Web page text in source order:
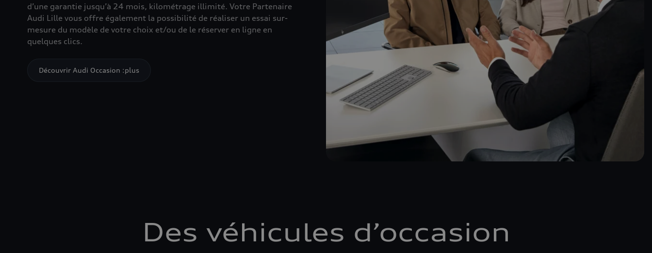
d’une garantie jusqu’à 24 mois, kilométrage illimité. Votre Partenaire
Audi Lille vous offre également la possibilité de réaliser un essai sur-
mesure du modèle de votre choix et/ou de le réserver en ligne en
quelques clics.
Découvrir Audi Occasion :plus
Des véhicules d’occasion